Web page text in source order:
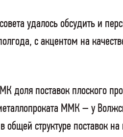
удалось обсудить и
с акцентом на
доля поставок плоского
ММК – у
структуре поставок